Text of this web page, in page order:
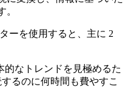
。
ーを使用すると、主に 2
的なトレンドを見極めるた
るのに何時間も費やすこ